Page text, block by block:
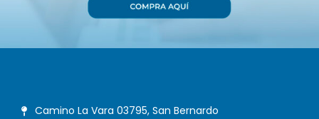
Camino La Vara 03795, San Bernardo